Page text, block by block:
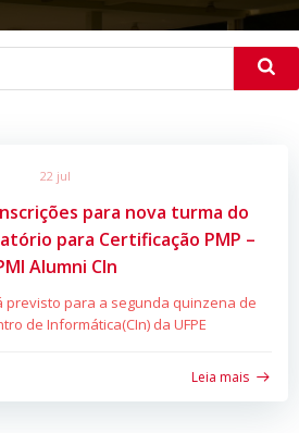
22 jul
para nova turma do
para Certificação PMP –
Alumni CIn
previsto para a segunda quinzena de
de Informática(CIn) da UFPE
Leia mais